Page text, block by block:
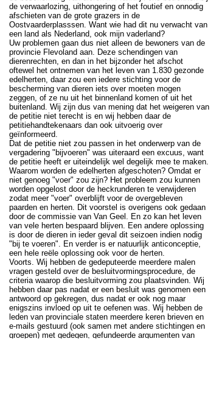
de verwaarlozing, uithongering of het foutief en onnodig
afschieten van de grote grazers in de
Oostvaarderplasssen. Want wie had dit nu verwacht van
een land als Nederland, ook mijn vaderland?
Uw problemen gaan dus niet alleen de bewoners van de
provincie Flevoland aan. Deze schendingen van
dierenrechten, en dan in het bijzonder het afschot
oftewel het ontnemen van het leven van 1.830 gezonde
edelherten, daar zou een iedere stichting voor de
bescherming van dieren iets over moeten mogen
zeggen, of ze nu uit het binnenland komen of uit het
buitenland. Wij zijn dus van mening dat het weigeren van
de petitie niet terecht is en wij hebben daar de
petitiehandtekenaars dan ook uitvoerig over
geïnformeerd.
Dat de petitie niet zou passen in het onderwerp van de
vergadering "bijvoeren" was uiteraard een excuus, want
de petitie heeft er uiteindelijk wel degelijk mee te maken.
Waarom worden de edelherten afgeschoten? Omdat er
niet genoeg "voer" zou zijn? Het probleem zou kunnen
worden opgelost door de heckrunderen te verwijderen
zodat meer "voer" overblijft voor de overgebleven
paarden en herten. Dit voorstel is overigens ook gedaan
door de commissie van Van Geel. En zo kan het leven
van vele herten bespaard blijven. Een andere oplossing
is door de dieren in ieder geval dit seizoen indien nodig
"bij te voeren". En verder is er natuurlijk anticonceptie,
een hele reële oplossing ook voor de herten.
Voorts. Wij hebben de gedeputeerde meerdere malen
vragen gesteld over de besluitvormingsprocedure, de
criteria waarop die besluitvorming zou plaatsvinden. Wij
hebben daar pas nadat er een besluit was genomen een
antwoord op gekregen, dus nadat er ook nog maar
enigszins invloed op uit te oefenen was. Wij hebben de
leden van provinciale staten meerdere keren brieven en
e-mails gestuurd (ook samen met andere stichtingen en
groepen) met gedegen, gefundeerde argumenten van